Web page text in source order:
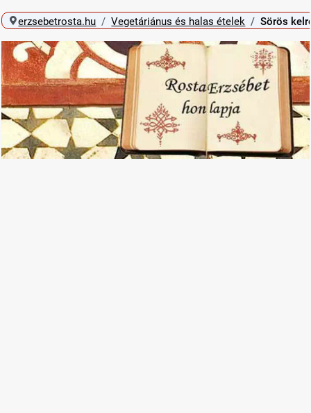
erzsebetrosta.hu Vegetáriánus és halas ételek Sörös